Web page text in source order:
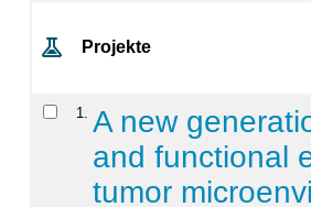
Projekte
1
A new
and functional
tumor